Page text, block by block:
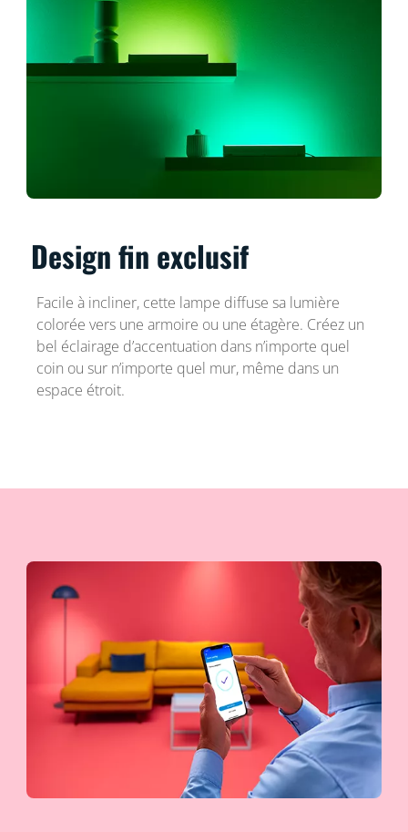
Design fin exclusif
Facile à incliner, cette lampe diffuse sa lumière
colorée vers une armoire ou une étagère. Créez un
bel éclairage d’accentuation dans n’importe quel
coin ou sur n’importe quel mur, même dans un
espace étroit.